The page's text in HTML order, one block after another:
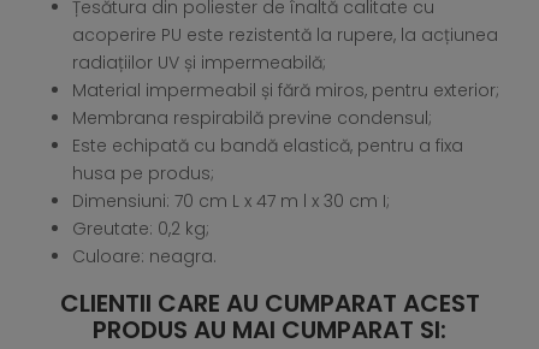
Țesătura din poliester de înaltă calitate cu
acoperire PU este rezistentă la rupere, la acțiunea
radiațiilor UV și impermeabilă;
Material impermeabil și fără miros, pentru exterior;
Membrana respirabilă previne condensul;
Este echipată cu bandă elastică, pentru a fixa
husa pe produs;
Dimensiuni: 70 cm L x 47 m l x 30 cm I;
Greutate: 0,2 kg;
Culoare: neagra.
CLIENTII CARE AU CUMPARAT ACEST
PRODUS AU MAI CUMPARAT SI: